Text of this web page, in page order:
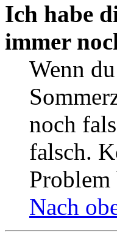
Ich habe
immer
Wenn
noch
falsch.
Problem
Nach